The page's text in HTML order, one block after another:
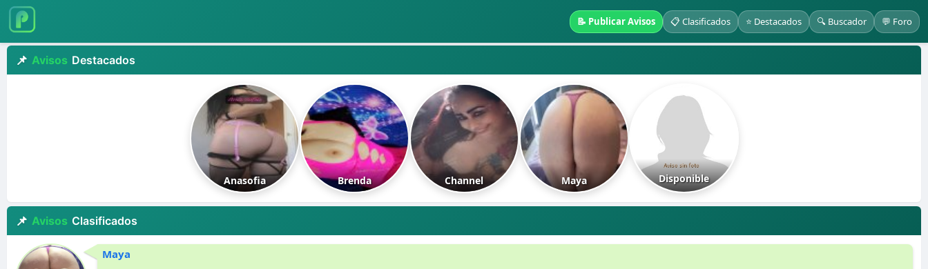
📝 Publicar Avisos 📋 Clasificados ⭐ Destacados 🔍 Buscador 💬 Foro
Avisos Destacados
Anasofia Brenda Channel Maya Disponible
Avisos Clasificados
Maya